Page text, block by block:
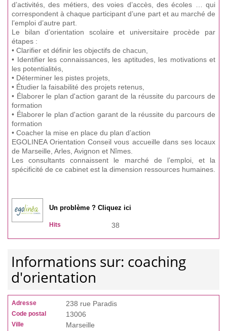
d’activités, des métiers, des voies d’accès, des écoles … qui
correspondent à chaque participant d’une part et au marché de
l’emploi d’autre part.
Le bilan d’orientation scolaire et universitaire procède par
étapes :
• Clarifier et définir les objectifs de chacun,
• Identifier les connaissances, les aptitudes, les motivations et
les potentialités,
• Déterminer les pistes projets,
• Étudier la faisabilité des projets retenus,
• Élaborer le plan d'action garant de la réussite du parcours de
formation
• Élaborer le plan d'action garant de la réussite du parcours de
formation
• Coacher la mise en place du plan d’action
EGOLINEA Orientation Conseil vous accueille dans ses locaux
de Marseille, Arles, Avignon et Nîmes.
Les consultants connaissent le marché de l’emploi, et la
spécificité de ce cabinet est la dimension ressources humaines.
Un problème ? Cliquez ici
Hits 38
Informations sur: coaching
d'orientation
Adresse 238 rue Paradis
Code postal 13006
Ville Marseille